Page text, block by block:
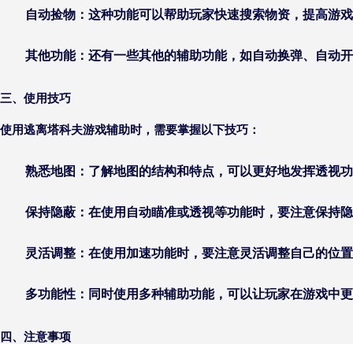
自动捡物：这种功能可以帮助玩家快速搜索物资，提高游
其他功能：还有一些其他的辅助功能，如自动换弹、自动
三、使用技巧
使用逃离塔科夫游戏辅助时，需要掌握以下技巧：
熟悉地图：了解地图的结构和特点，可以更好地发挥透视
保持隐蔽：在使用自动瞄准或透视等功能时，要注意保持
灵活调整：在使用加速功能时，要注意灵活调整自己的位
多功能性：同时使用多种辅助功能，可以让玩家在游戏中
四、注意事项